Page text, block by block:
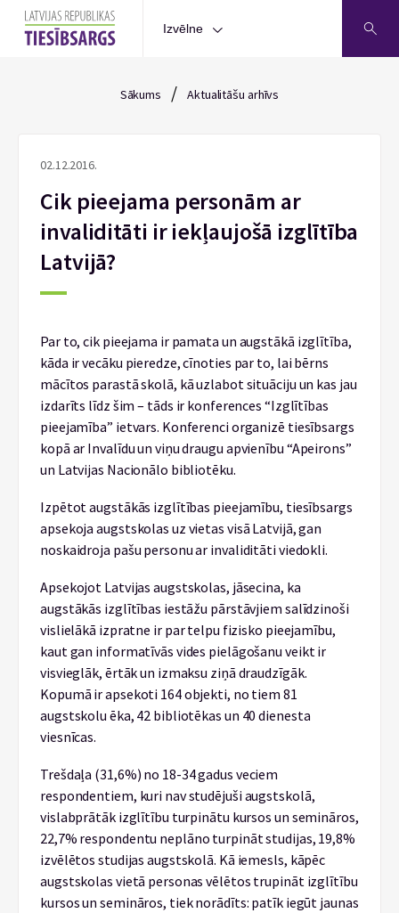
Izvēlne
Sākums / Aktualitāšu arhīvs
02.12.2016.
Cik pieejama personām ar
invaliditāti ir iekļaujošā izglītība
Latvijā?
Par to, cik pieejama ir pamata un augstākā izglītība,
kāda ir vecāku pieredze, cīnoties par to, lai bērns
mācītos parastā skolā, kā uzlabot situāciju un kas jau
izdarīts līdz šim – tāds ir konferences “Izglītības
pieejamība” ietvars. Konferenci organizē tiesībsargs
kopā ar Invalīdu un viņu draugu apvienību “Apeirons”
un Latvijas Nacionālo bibliotēku.
Izpētot augstākās izglītības pieejamību, tiesībsargs
apsekoja augstskolas uz vietas visā Latvijā, gan
noskaidroja pašu personu ar invaliditāti viedokli.
Apsekojot Latvijas augstskolas, jāsecina, ka
augstākās izglītības iestāžu pārstāvjiem salīdzinoši
vislielākā izpratne ir par telpu fizisko pieejamību,
kaut gan informatīvās vides pielāgošanu veikt ir
visvieglāk, ērtāk un izmaksu ziņā draudzīgāk.
Kopumā ir apsekoti 164 objekti, no tiem 81
augstskolu ēka, 42 bibliotēkas un 40 dienesta
viesnīcas.
Trešdaļa (31,6%) no 18-34 gadus veciem
respondentiem, kuri nav studējuši augstskolā,
vislabprātāk izglītību turpinātu kursos un semināros,
22,7% respondentu neplāno turpināt studijas, 19,8%
izvēlētos studijas augstskolā. Kā iemesls, kāpēc
augstskolas vietā personas vēlētos trupināt izglītību
kursos un semināros, tiek norādīts: patīk iegūt jaunas